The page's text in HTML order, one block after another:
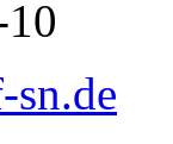
sn.de